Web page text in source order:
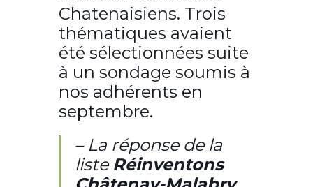
Chatenaisiens. Trois
thématiques avaient
été sélectionnées suite
à un sondage soumis à
nos adhérents en
septembre.
– La réponse de la
liste Réinventons